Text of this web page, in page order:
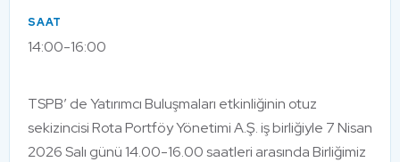
SAAT
14:00-16:00
TSPB’ de Yatırımcı Buluşmaları etkinliğinin otuz
sekizincisi Rota Portföy Yönetimi A.Ş. iş birliğiyle 7 Nisan
2026 Salı günü 14.00-16.00 saatleri arasında Birliğimiz